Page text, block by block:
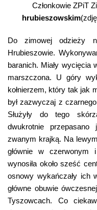
Członkowie ZPiT
hrubieszowskim
Do zimowej odzieży
Hrubieszowie.
baranich. Miały wycięcia
marszczona. U góry
kołnierzem, który tak jak
był zazwyczaj z
Służyły do tego
dwukrotnie
zwanym krajką. Na
głównie w czerwonym
wynosiła około sześć
osnowy wykańczały ich
główne obuwie
Tyszowcach. Co